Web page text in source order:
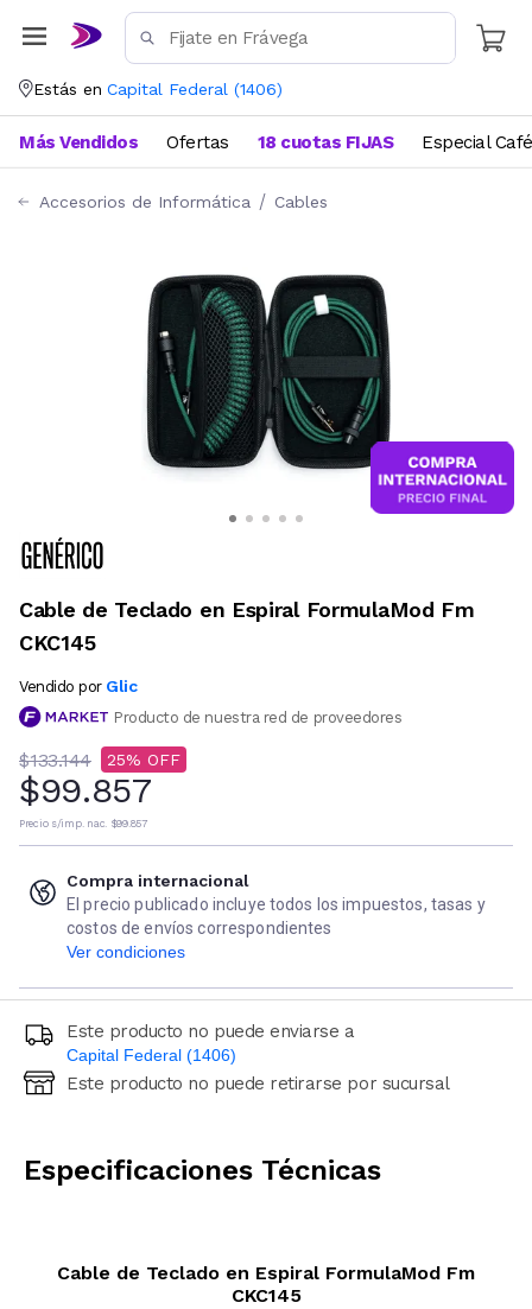
Estás en Capital Federal (1406)
Más Vendidos Ofertas 18 cuotas FIJAS Especial Café
Accesorios de Informática Cables
Cable de Teclado en Espiral FormulaMod Fm
CKC145
Vendido por Glic
Producto de nuestra red de proveedores
$133.144 25
$99.857
Precio s/imp. nac. $99.857
Compra internacional
El precio publicado incluye todos los impuestos, tasas y
costos de envíos correspondientes
Ver condiciones
Este producto no puede enviarse a
Capital Federal (1406)
Ingresá código postal (sólo números)
Este producto no puede retirarse por sucursal
Especificaciones Técnicas
Cable de Teclado en Espiral FormulaMod Fm
CKC145